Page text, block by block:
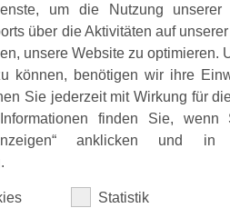
um die Nutzung unserer
über die Aktivitäten auf
unsere Website zu optimieren.
können, benötigen wir ihre
Sie jederzeit mit Wirkung für
finden Sie, wenn
anklicken und in
.
Statistik